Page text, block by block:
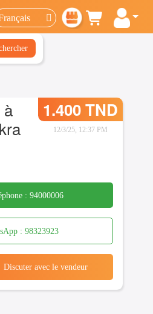
à
1.400 TND
12/3/25, 12:37 PM
: 94000006
:98323923
Discuter avec le vendeur